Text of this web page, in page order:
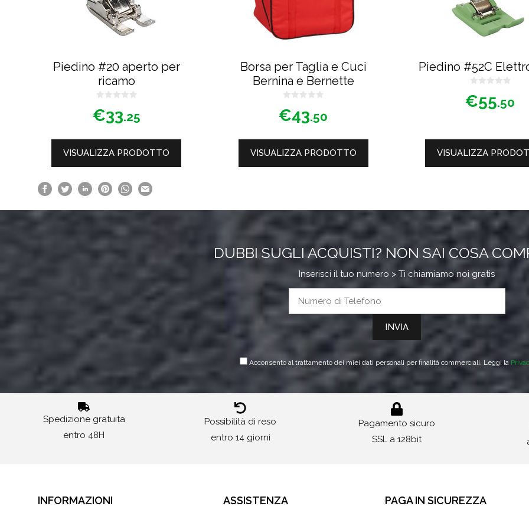
Piedino #20 aperto per
ricamo
s
u
€33.25
VISUALIZZA PRODOTTO
nella
Borsa per Taglia e Cuci
Bernina e Bernette
s
u
€43.50
VISUALIZZA PRODOTTO
Piedino #52C
s
u
€55.50
VISUALIZZA
DUBBI SUGLI ACQUISTI? NON SAI COSA
Inserisci il tuo numero > Ti chiamiamo noi gratis
Acconsento al trattamento dei miei dati personali per finalità commerciali. Leggi la
Spedizione gratuita
entro 48H
Possibilità di reso
entro 14 giorni
Pagamento sicuro
SSL a 128bit
INFORMAZIONI ASSISTENZA PAGA IN SICUREZZA